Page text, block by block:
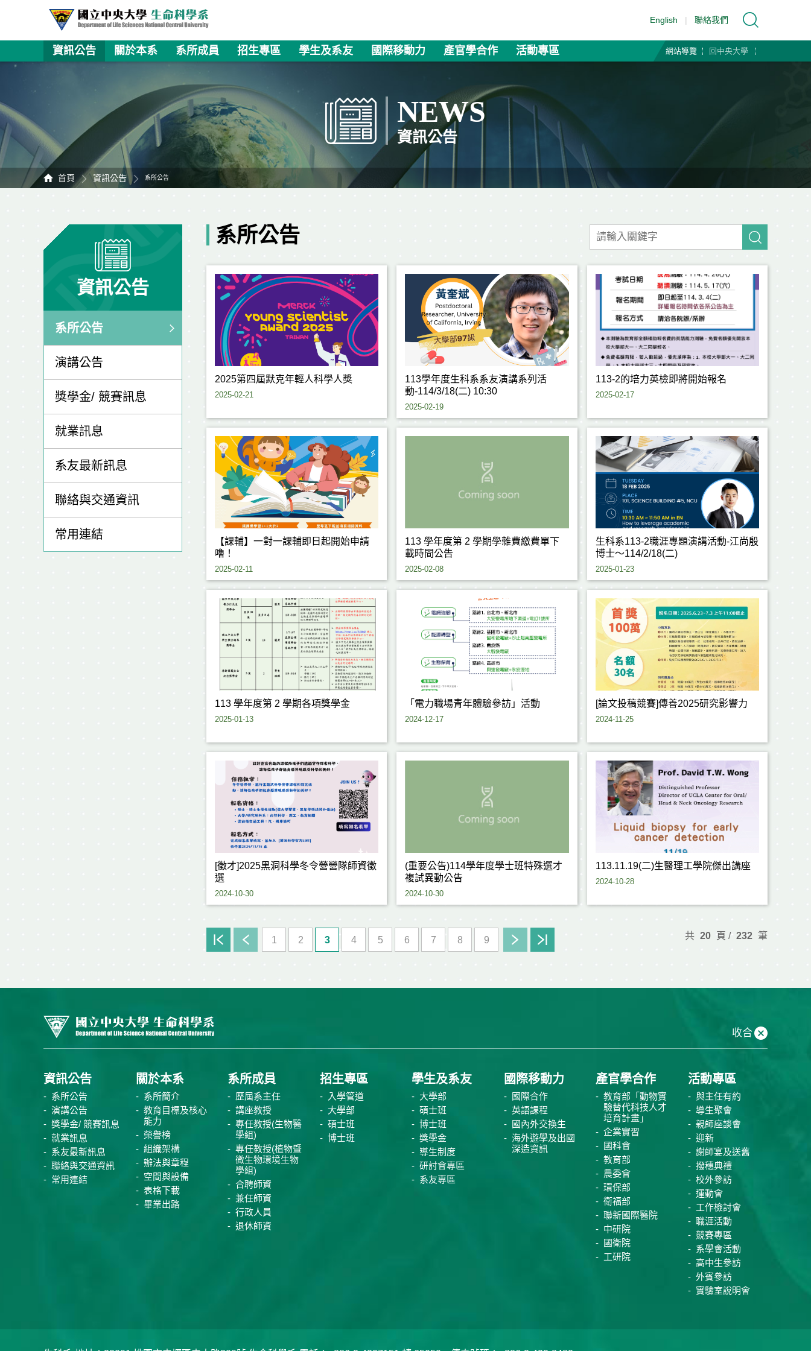
English | 聯絡我們
資訊公告 關於本系 系所成員 招生專區 學生及系友 國際移動力 產官學合作 活動專區 網站導覽 回中央大學
NEWS
資訊公告
首頁 資訊公告 系所公告
資訊公告
系所公告
演講公告
獎學金/ 競賽訊息
就業訊息
系友最新訊息
聯絡與交通資訊
常用連結
系所公告
2025第四屆默克年輕人科學人獎
2025-02-21
113學年度生科系系友演講系列活
動-114/3/18(二) 10:30
2025-02-19
113-2的培力英檢即將開始報名
2025-02-17
【課輔】一對一課輔即日起開始申請
嚕！
2025-02-11
113 學年度第 2 學期學雜費繳費單下
載時間公告
2025-02-08
生科系113-2職涯專題演講活動-江尚殷
博士～114/2/18(二)
2025-01-23
113 學年度第 2 學期各項獎學金
2025-01-13
「電力職場青年體驗參訪」活動
2024-12-17
[論文投稿競賽]傳善2025研究影響力
2024-11-25
[徵才]2025黑洞科學冬令營營隊師資徵
選
2024-10-30
(重要公告)114學年度學士班特殊選才
複試異動公告
2024-10-30
113.11.19(二)生醫理工學院傑出講座
2024-10-28
1 2 3 4 5 6 7 8 9 共 20 頁 / 232 筆
收合
資訊公告
系所公告
演講公告
獎學金/ 競賽訊息
就業訊息
系友最新訊息
聯絡與交通資訊
常用連結
關於本系
系所簡介
教育目標及核心
能力
榮譽榜
組織架構
辦法與章程
空間與設備
表格下載
畢業出路
系所成員
歷屆系主任
講座教授
專任教授(生物醫
學組)
專任教授(植物暨
微生物環境生物
學組)
合聘師資
兼任師資
行政人員
退休師資
招生專區
入學管道
大學部
碩士班
博士班
學生及系友
大學部
碩士班
博士班
獎學金
導生制度
研討會專區
系友專區
國際移動力
國際合作
英語課程
國內外交換生
海外遊學及出國
深造資訊
產官學合作
教育部「動物實
驗替代科技人才
培育計畫」
企業實習
國科會
教育部
農委會
環保部
衛福部
聯新國際醫院
中研院
國衛院
工研院
活動專區
與主任有約
導生聚會
親師座談會
迎新
謝師宴及送舊
撥穗典禮
校外參訪
運動會
工作檢討會
職涯活動
競賽專區
系學會活動
高中生參訪
外賓參訪
實驗室說明會